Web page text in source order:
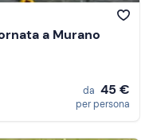
a Murano
da 45 €
per persona